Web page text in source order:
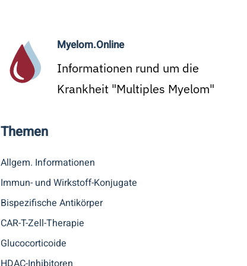
Myelom.Online
Informationen rund um die
Krankheit "Multiples Myelom"
Themen
Allgem. Informationen
Immun- und Wirkstoff-Konjugate
Bispezifische Antikörper
CAR-T-Zell-Therapie
Glucocorticoide